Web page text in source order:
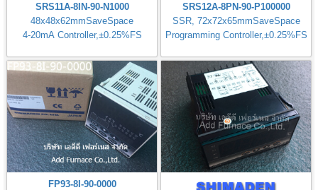
SRS11A-8IN-90-N1000
48x48x62mmSaveSpace
4-20mA Controller,±0.25%FS
SRS12A-8PN-90-P100000
SSR, 72x72x65mmSaveSpace
Programming Controller,±0.25%FS
FP93-8I-90-0000